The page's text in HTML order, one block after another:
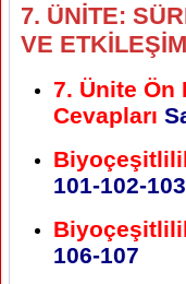
7. ÜNİTE:
VE ETKİLEŞİM
7. Ünite Ön
Cevapları
101-102-
106-107